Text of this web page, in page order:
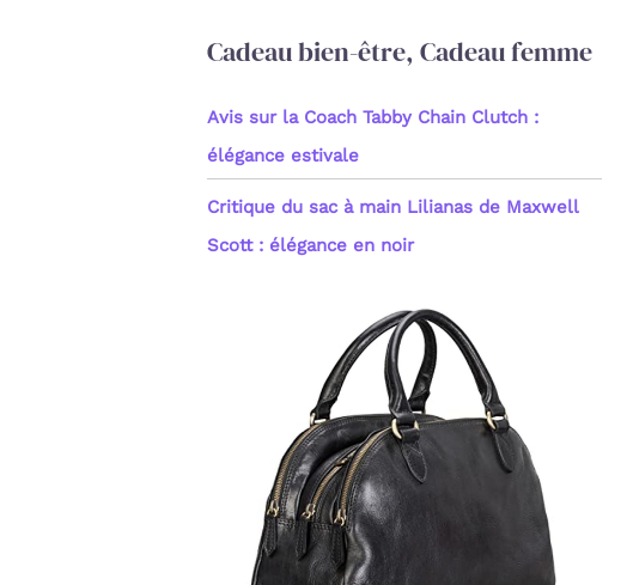
Cadeau bien-être, Cadeau femme
Avis sur la Coach Tabby Chain Clutch :
élégance estivale
Critique du sac à main Lilianas de Maxwell
Scott : élégance en noir